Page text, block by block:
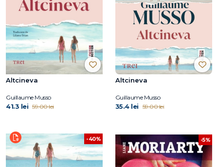
Altcineva
Guillaume Musso
41.3 lei 59.00 lei
Altcineva
Guillaume Musso
35.4 lei 59.00 lei
-40% -5%